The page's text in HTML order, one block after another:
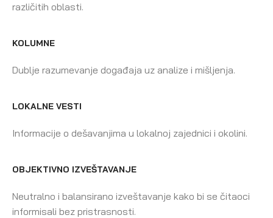
različitih oblasti.
KOLUMNE
Dublje razumevanje događaja uz analize i mišljenja.
LOKALNE VESTI
Informacije o dešavanjima u lokalnoj zajednici i okolini.
OBJEKTIVNO IZVEŠTAVANJE
Neutralno i balansirano izveštavanje kako bi se čitaoci
informisali bez pristrasnosti.